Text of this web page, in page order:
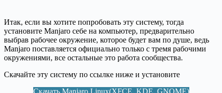
Итак, если вы хотите попробовать эту систему, тогда
установите Manjaro себе на компьютер, предварительно
выбрав рабочее окружение, которое будет вам по душе, ведь
Manjaro поставляется официально только с тремя рабочими
окружениями, все остальные это работа сообщества.
Скачайте эту систему по ссылке ниже и установите